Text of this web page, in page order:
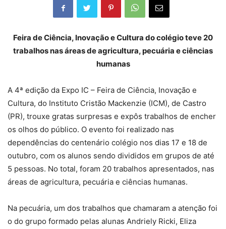
Feira de Ciência, Inovação e Cultura do colégio teve 20
trabalhos nas áreas de agricultura, pecuária e ciências
humanas
A 4ª edição da Expo IC – Feira de Ciência, Inovação e
Cultura, do Instituto Cristão Mackenzie (ICM), de Castro
(PR), trouxe gratas surpresas e expôs trabalhos de encher
os olhos do público. O evento foi realizado nas
dependências do centenário colégio nos dias 17 e 18 de
outubro, com os alunos sendo divididos em grupos de até
5 pessoas. No total, foram 20 trabalhos apresentados, nas
áreas de agricultura, pecuária e ciências humanas.
Na pecuária, um dos trabalhos que chamaram a atenção foi
o do grupo formado pelas alunas Andriely Ricki, Eliza